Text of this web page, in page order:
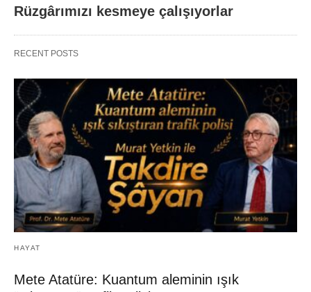
Rüzgârımızı kesmeye çalışıyorlar
RECENT POSTS
HAYAT
Mete Atatüre: Kuantum aleminin ışık